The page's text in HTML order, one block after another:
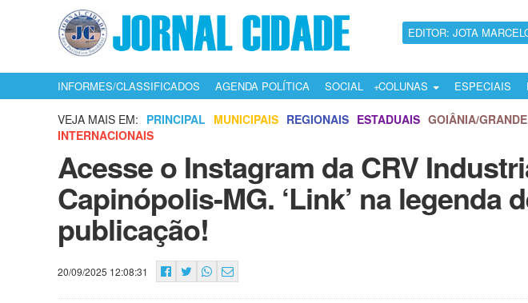
EDITOR: JOTA
INFORMES/CLASSIFICADOS AGENDA POLÍTICA SOCIAL COLUNAS ESPECIAIS
VEJA MAIS EM: PRINCIPAL MUNICIPAIS REGIONAIS ESTADUAIS GOIÂNIA/
INTERNACIONAIS
Acesse o Instagram da CRV
Capinópolis-MG. ‘Link’ na legenda
publicação!
20/09/2025 12:08:31